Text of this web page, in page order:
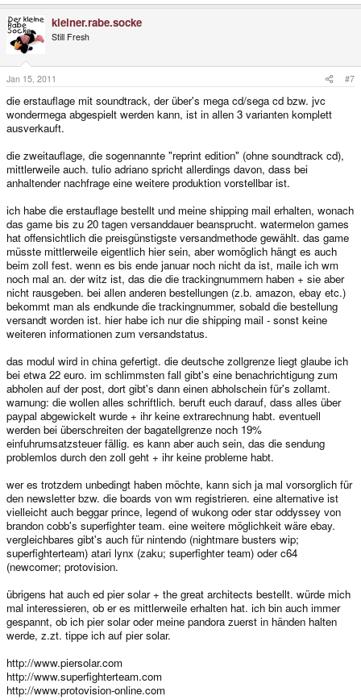
kleiner.rabe.socke
Still Fresh
Jan 15, 2011 #7
die erstauflage mit soundtrack, der über's mega cd/sega cd bzw. jvc
wondermega abgespielt werden kann, ist in allen 3 varianten komplett
ausverkauft.
die zweitauflage, die sogennannte "reprint edition" (ohne soundtrack cd),
mittlerweile auch. tulio adriano spricht allerdings davon, dass bei
anhaltender nachfrage eine weitere produktion vorstellbar ist.
ich habe die erstauflage bestellt und meine shipping mail erhalten, wonach
das game bis zu 20 tagen versanddauer beansprucht. watermelon games
hat offensichtlich die preisgünstigste versandmethode gewählt. das game
müsste mittlerweile eigentlich hier sein, aber womöglich hängt es auch
beim zoll fest. wenn es bis ende januar noch nicht da ist, maile ich wm
noch mal an. der witz ist, das die die trackingnummern haben + sie aber
nicht rausgeben. bei allen anderen bestellungen (z.b. amazon, ebay etc.)
bekommt man als endkunde die trackingnummer, sobald die bestellung
versandt worden ist. hier habe ich nur die shipping mail - sonst keine
weiteren informationen zum versandstatus.
das modul wird in china gefertigt. die deutsche zollgrenze liegt glaube ich
bei etwa 22 euro. im schlimmsten fall gibt's eine benachrichtigung zum
abholen auf der post, dort gibt's dann einen abholschein für's zollamt.
warnung: die wollen alles schriftlich. beruft euch darauf, dass alles über
paypal abgewickelt wurde + ihr keine extrarechnung habt. eventuell
werden bei überschreiten der bagatellgrenze noch 19%
einfuhrumsatzsteuer fällig. es kann aber auch sein, das die sendung
problemlos durch den zoll geht + ihr keine probleme habt.
wer es trotzdem unbedingt haben möchte, kann sich ja mal vorsorglich für
den newsletter bzw. die boards von wm registrieren. eine alternative ist
vielleicht auch beggar prince, legend of wukong oder star oddyssey von
brandon cobb's superfighter team. eine weitere möglichkeit wäre ebay.
vergleichbares gibt's auch für nintendo (nightmare busters wip;
superfighterteam) atari lynx (zaku; superfighter team) oder c64
(newcomer; protovision.
übrigens hat auch ed pier solar + the great architects bestellt. würde mich
mal interessieren, ob er es mittlerweile erhalten hat. ich bin auch immer
gespannt, ob ich pier solar oder meine pandora zuerst in händen halten
werde, z.zt. tippe ich auf pier solar.
http://www.piersolar.com
http://www.superfighterteam.com
http://www.protovision-online.com